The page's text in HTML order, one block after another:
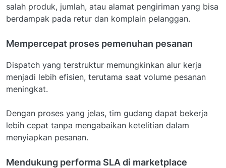
salah produk, jumlah, atau alamat pengiriman yang bisa
berdampak pada retur dan komplain pelanggan.
Mempercepat proses pemenuhan pesanan
Dispatch yang terstruktur memungkinkan alur kerja
menjadi lebih efisien, terutama saat volume pesanan
meningkat.
Dengan proses yang jelas, tim gudang dapat bekerja
lebih cepat tanpa mengabaikan ketelitian dalam
menyiapkan pesanan.
Mendukung performa SLA di marketplace